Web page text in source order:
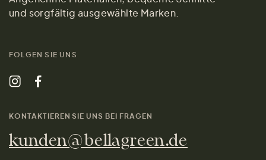
und sorgfältig ausgewählte Marken.
FOLGEN SIE UNS
KONTAKTIEREN SIE UNS BEI FRAGEN
kunden@bellagreen.de